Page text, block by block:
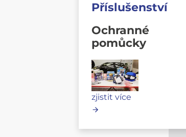
Příslušenství
Ochranné
pomůcky
zjistit více